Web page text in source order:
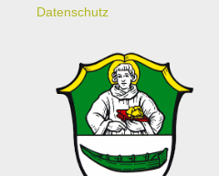
Datenschutz